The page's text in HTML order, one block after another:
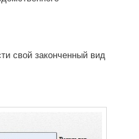
свой законченный вид